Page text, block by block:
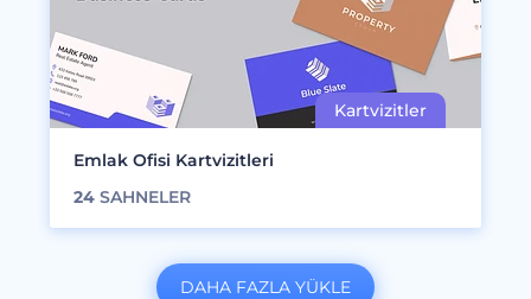
Emlak Ofisi Kartvizitleri
24 SAHNELER
DAHA FAZLA YÜKLE